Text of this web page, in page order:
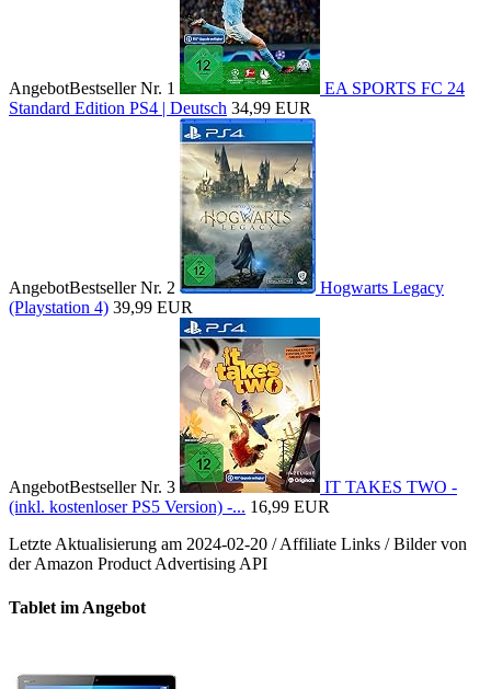
AngebotBestseller Nr. 1
EA SPORTS FC 24
Standard Edition PS4 | Deutsch 34,99 EUR
AngebotBestseller Nr. 2
Hogwarts Legacy
(Playstation 4) 39,99 EUR
AngebotBestseller Nr. 3
IT TAKES TWO -
(inkl. kostenloser PS5 Version) -... 16,99 EUR
Letzte Aktualisierung am 2024-02-20 / Affiliate Links / Bilder von
der Amazon Product Advertising API
Tablet im Angebot